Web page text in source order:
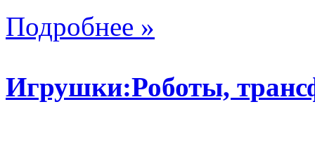
Подробнее »
Игрушки:Роботы,